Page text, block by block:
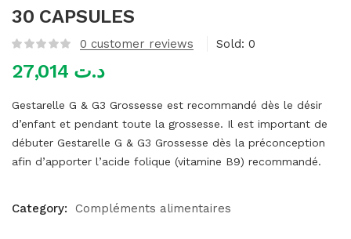
30 CAPSULES
0 customer reviews Sold: 0
د.ت
Gestarelle G & G3 Grossesse est recommandé dès le désir
d’enfant et pendant toute la grossesse. Il est important de
débuter Gestarelle G & G3 Grossesse dès la préconception
afin d’apporter l’acide folique (vitamine B9) recommandé.
Category: Compléments alimentaires